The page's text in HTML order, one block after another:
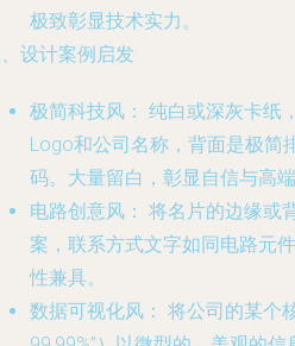
极致彰显技术实力。
设计案例启发
极简科技风： 纯白或深灰卡纸
Logo和公司名称，背面是极简
码。大量留白，彰显自信与高端
电路创意风： 将名片的边缘或
案，联系方式文字如同电路元
性兼具。
数据可视化风： 将公司的某个